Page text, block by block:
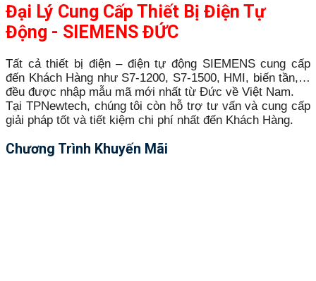
Đại Lý Cung Cấp Thiết Bị Điện Tự
Động - SIEMENS ĐỨC
Tất cả thiết bị điện – điện tự động SIEMENS cung cấp
đến Khách Hàng như S7-1200, S7-1500, HMI, biến tần,…
đều được nhập mẫu mã mới nhất từ Đức về Việt Nam.
Tại TPNewtech, chúng tôi còn hỗ trợ tư vấn và cung cấp
giải pháp tốt và tiết kiệm chi phí nhất đến Khách Hàng.
Chương Trình Khuyến Mãi